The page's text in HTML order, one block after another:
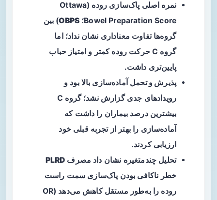
نمره اصلی پاک‌سازی روده (Ottawa
Bowel Preparation Score؛ OBPS) بین
گروه‌ها تفاوت معناداری نشان نداد؛ اما
گروه C حرکت روده کمتر و امتیاز حباب
پایین‌تری داشت.
پذیرش و تحمل آماده‌سازی بالا بود و
رویدادهای جدی گزارش نشد؛ گروه C
بیشترین درصد بیماران را داشت که
آماده‌سازی را بهتر از تجربه قبلی خود
ارزیابی کردند.
تحلیل چندمتغیره نشان داد مصرف PLRD
خطر ناکافی بودن پاک‌سازی سمت راست
روده را به‌طور مستقل کاهش می‌دهد (OR